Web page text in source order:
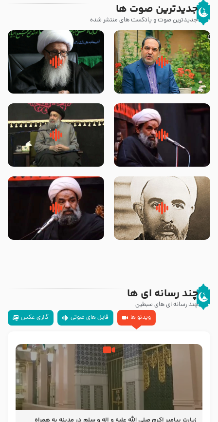
جدیدترین صوت ها
جدیدترین صوت و پادکست های منتشر شده
پیامبر صلی الله علیه وآله و سلم
فرمودند وای بر بچه های آخر
زوّار اربعین امام حسین (علیه
السلام) با این اشتیاق به زیارت
روضه جانسوز پاره های جگر امام
حسن مجتبی علیه السلام-حجت
لقب حضرت رقیه سلام الله علیها به
چه معناست – حجت الاسلام علوی
روضه‌ی مجلس یزید ملعون و
اسارت اهل‌بیت علیهم‌السلام –
سلام جوانی که امام حسین علیه
السلام خودش جوابش را دادند
چند رسانه ای ها
چند رسانه ای های سبطین
ویدئو ها
فایل های صوتی گالری عکس
زیارت پیامبر اکرم صلی الله علیه و اله و سلم در مدینه به همراه